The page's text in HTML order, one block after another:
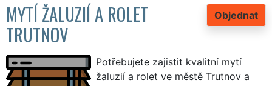
Objednat
MYTÍ ŽALUZIÍ A ROLET
TRUTNOV
Potřebujete zajistit kvalitní mytí
žaluzií a rolet ve městě Trutnov a